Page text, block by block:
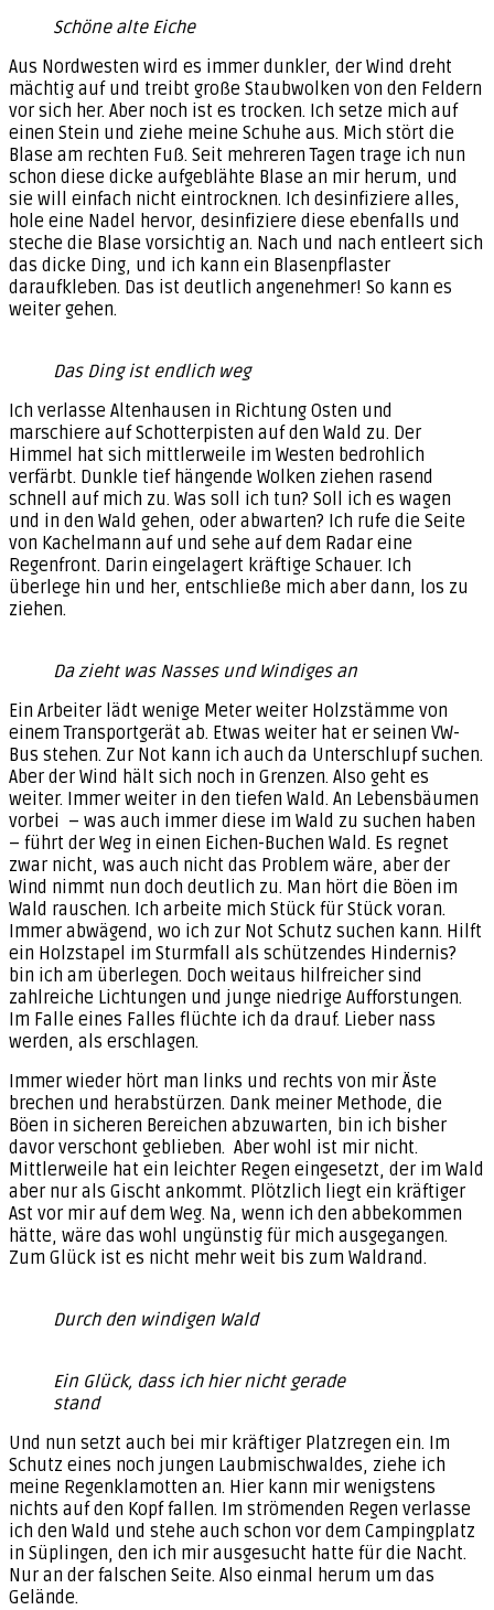
Schöne alte Eiche
Aus Nordwesten wird es immer dunkler, der Wind dreht
mächtig auf und treibt große Staubwolken von den Feldern
vor sich her. Aber noch ist es trocken. Ich setze mich auf
einen Stein und ziehe meine Schuhe aus. Mich stört die
Blase am rechten Fuß. Seit mehreren Tagen trage ich nun
schon diese dicke aufgeblähte Blase an mir herum, und
sie will einfach nicht eintrocknen. Ich desinfiziere alles,
hole eine Nadel hervor, desinfiziere diese ebenfalls und
steche die Blase vorsichtig an. Nach und nach entleert sich
das dicke Ding, und ich kann ein Blasenpflaster
daraufkleben. Das ist deutlich angenehmer! So kann es
weiter gehen.
Das Ding ist endlich weg
Ich verlasse Altenhausen in Richtung Osten und
marschiere auf Schotterpisten auf den Wald zu. Der
Himmel hat sich mittlerweile im Westen bedrohlich
verfärbt. Dunkle tief hängende Wolken ziehen rasend
schnell auf mich zu. Was soll ich tun? Soll ich es wagen
und in den Wald gehen, oder abwarten? Ich rufe die Seite
von Kachelmann auf und sehe auf dem Radar eine
Regenfront. Darin eingelagert kräftige Schauer. Ich
überlege hin und her, entschließe mich aber dann, los zu
ziehen.
Da zieht was Nasses und Windiges an
Ein Arbeiter lädt wenige Meter weiter Holzstämme von
einem Transportgerät ab. Etwas weiter hat er seinen VW-
Bus stehen. Zur Not kann ich auch da Unterschlupf suchen.
Aber der Wind hält sich noch in Grenzen. Also geht es
weiter. Immer weiter in den tiefen Wald. An Lebensbäumen
vorbei – was auch immer diese im Wald zu suchen haben
– führt der Weg in einen Eichen-Buchen Wald. Es regnet
zwar nicht, was auch nicht das Problem wäre, aber der
Wind nimmt nun doch deutlich zu. Man hört die Böen im
Wald rauschen. Ich arbeite mich Stück für Stück voran.
Immer abwägend, wo ich zur Not Schutz suchen kann. Hilft
ein Holzstapel im Sturmfall als schützendes Hindernis?
bin ich am überlegen. Doch weitaus hilfreicher sind
zahlreiche Lichtungen und junge niedrige Aufforstungen.
Im Falle eines Falles flüchte ich da drauf. Lieber nass
werden, als erschlagen.
Immer wieder hört man links und rechts von mir Äste
brechen und herabstürzen. Dank meiner Methode, die
Böen in sicheren Bereichen abzuwarten, bin ich bisher
davor verschont geblieben. Aber wohl ist mir nicht.
Mittlerweile hat ein leichter Regen eingesetzt, der im Wald
aber nur als Gischt ankommt. Plötzlich liegt ein kräftiger
Ast vor mir auf dem Weg. Na, wenn ich den abbekommen
hätte, wäre das wohl ungünstig für mich ausgegangen.
Zum Glück ist es nicht mehr weit bis zum Waldrand.
Durch den windigen Wald
Ein Glück, dass ich hier nicht gerade
stand
Und nun setzt auch bei mir kräftiger Platzregen ein. Im
Schutz eines noch jungen Laubmischwaldes, ziehe ich
meine Regenklamotten an. Hier kann mir wenigstens
nichts auf den Kopf fallen. Im strömenden Regen verlasse
ich den Wald und stehe auch schon vor dem Campingplatz
in Süplingen, den ich mir ausgesucht hatte für die Nacht.
Nur an der falschen Seite. Also einmal herum um das
Gelände.